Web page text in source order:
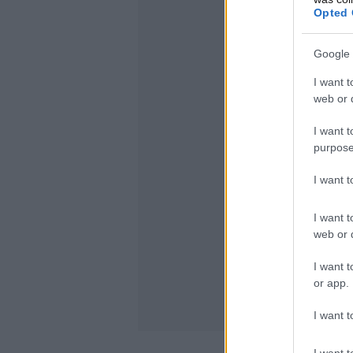
Opted
Google
I want
web or
I want
I want
I want
web or
I want
or app.
I want